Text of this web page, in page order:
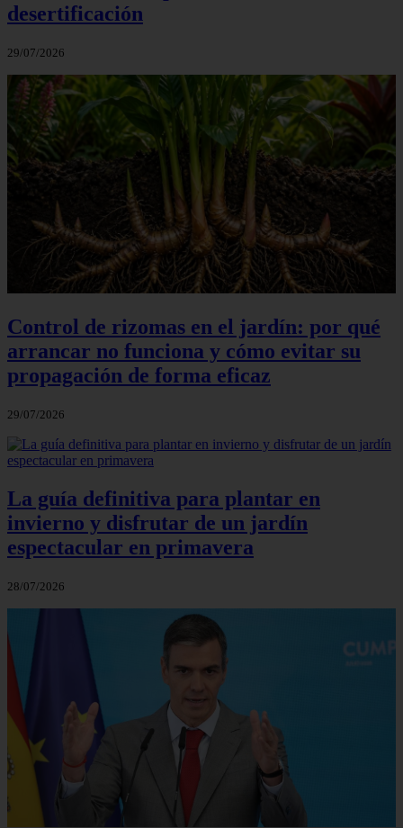
desertificación
29/07/2026
Control de rizomas en el jardín: por qué
arrancar no funciona y cómo evitar su
propagación de forma eficaz
29/07/2026
La guía definitiva para plantar en
invierno y disfrutar de un jardín
espectacular en primavera
28/07/2026